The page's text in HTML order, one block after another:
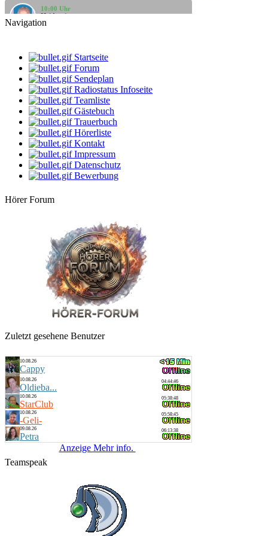
10:00 Uhr
Heidegeist
Fundgrube
-Geli-
Bunt gewürfelt
16:00 Uhr
Apanatschi
Kaffeezeit
18:00 Uhr
Oldiebaumie
Oldies am Montag
20:00 Uhr
Rehlein
Rehmusik
Navigation
Startseite
Forum
Sendeplan
Radiostatus Infoseite
Teamliste
Gästebuch
Trauerbuch
Hörerliste
Kontakt
Impressum
Datenschutz
Bewerbung
Hörer Forum
Zuletzt gesehene Benutzer
10.08.26
Cappy
10.08.26
Oldieba...
04:44:46
10.08.26
StarClub
05:38:48
10.08.26
-Geli-
05:58:45
09.08.26
Petra
06:13:38
Anzeige Mehr info.
Teamspeak